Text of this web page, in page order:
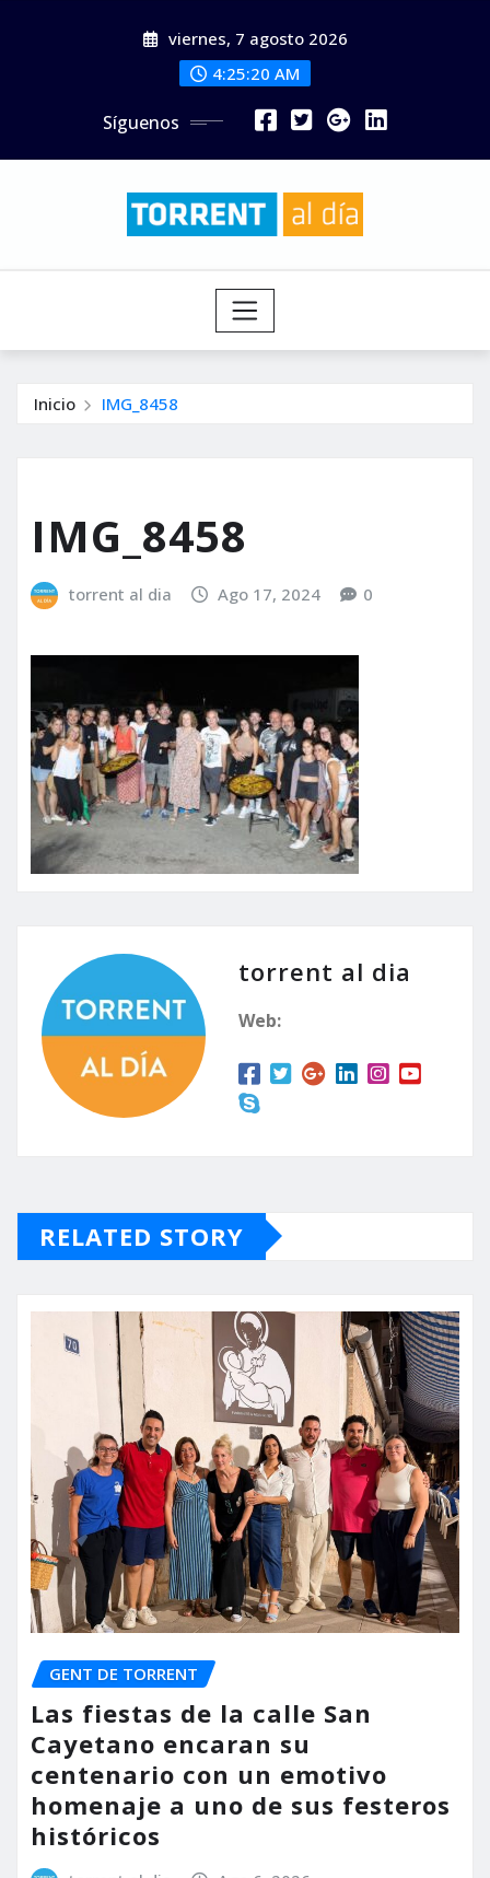
viernes, 7 agosto 2026
4:25:22 AM
Síguenos
Inicio IMG_8458
IMG_8458
torrent al dia Ago 17, 2024 0
torrent al dia
Web:
RELATED STORY
GENT DE TORRENT
Las fiestas de la calle San
Cayetano encaran su
centenario con un emotivo
homenaje a uno de sus festeros
históricos